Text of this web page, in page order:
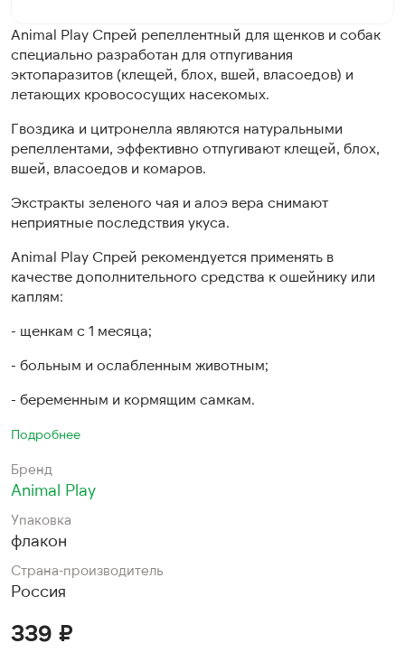
Animal Play Спрей репеллентный для щенков и собак
специально разработан для отпугивания
эктопаразитов (клещей, блох, вшей, власоедов) и
летающих кровососущих насекомых.
Гвоздика и цитронелла являются натуральными
репеллентами, эффективно отпугивают клещей, блох,
вшей, власоедов и комаров.
Экстракты зеленого чая и алоэ вера снимают
неприятные последствия укуса.
Animal Play Спрей рекомендуется применять в
качестве дополнительного средства к ошейнику или
каплям:
- щенкам с 1 месяца;
- больным и ослабленным животным;
- беременным и кормящим самкам.
Подробнее
Бренд
Animal Play
Упаковка
флакон
Страна-производитель
Россия
339 ₽